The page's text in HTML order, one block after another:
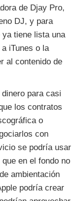
de Djay Pro,
DJ, y para
tiene lista una
iTunes o la
al contenido de
para casi
los contratos
o
con
se podría usar
en el fondo no
ambientación
podría crear